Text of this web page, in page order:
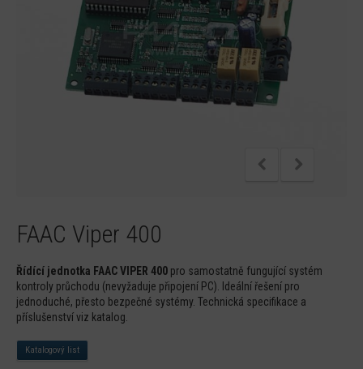
FAAC Viper 400
Řídící jednotka FAAC VIPER 400 pro samostatně fungující systém
kontroly průchodu (nevyžaduje připojení PC). Ideální řešení pro
jednoduché, přesto bezpečné systémy. Technická specifikace a
příslušenství viz katalog.
Katalogový list